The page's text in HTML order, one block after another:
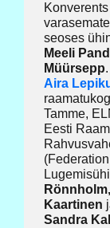
seoses
Meeli
Müürsepp
Aira
Tamme,
Eesti
Kaartinen
Sandra